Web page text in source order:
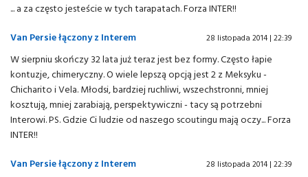
... a za często jesteście w tych tarapatach. Forza INTER!!
Van Persie łączony z Interem
28 listopada 2014 | 22:39
W sierpniu skończy 32 lata już teraz jest bez formy. Często łapie
kontuzje, chimeryczny. O wiele lepszą opcją jest 2 z Meksyku -
Chicharito i Vela. Młodsi, bardziej ruchliwi, wszechstronni, mniej
kosztują, mniej zarabiają, perspektywiczni - tacy są potrzebni
Interowi. PS. Gdzie Ci ludzie od naszego scoutingu mają oczy... Forza
INTER!!
Van Persie łączony z Interem
28 listopada 2014 | 22:39